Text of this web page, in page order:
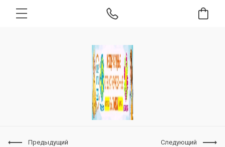
Предыдущий Следующий